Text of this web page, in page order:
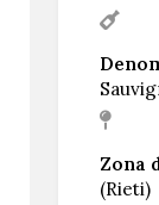
Zona
(Rieti)